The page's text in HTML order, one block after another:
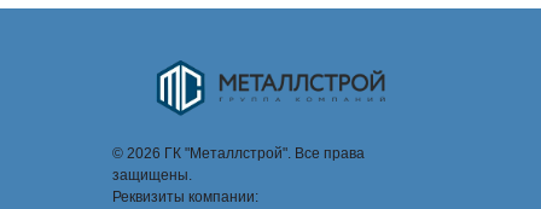
© 2026 ГК "Металлстрой". Все права
защищены.
Реквизиты компании: